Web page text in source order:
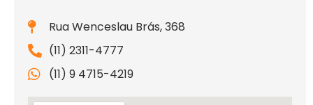
Rua Wenceslau Brás, 368
(11) 2311-4777
(11) 9 4715-4219